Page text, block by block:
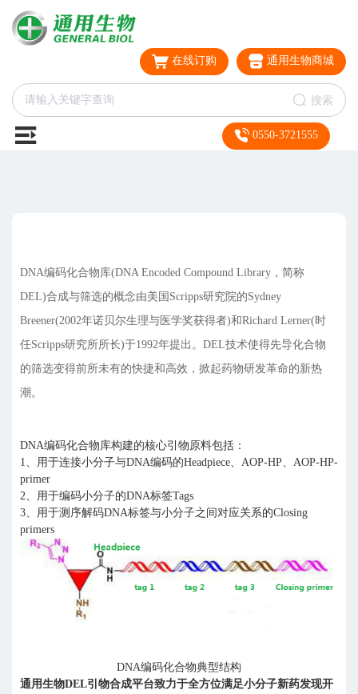
在线订购 通用生物商城
搜索
0550-3721555
DNA编码化合物库(DNA Encoded Compound Library，简称
DEL)合成与筛选的概念由美国Scripps研究院的Sydney
Breener(2002年诺贝尔生理与医学奖获得者)和Richard Lerner(时
任Scripps研究所所长)于1992年提出。DEL技术使得先导化合物
的筛选变得前所未有的快捷和高效，掀起药物研发革命的新热
潮。
DNA编码化合物库构建的核心引物原料包括：
1、用于连接小分子与DNA编码的Headpiece、AOP-HP、AOP-HP-
primer
2、用于编码小分子的DNA标签Tags
3、用于测序解码DNA标签与小分子之间对应关系的Closing
primers
DNA编码化合物典型结构
通用生物DEL引物合成平台致力于全方位满足小分子新药发现开